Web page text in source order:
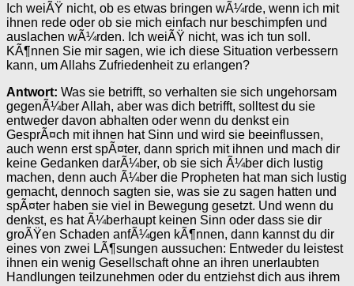
Ich weiÃŸ nicht, ob es etwas bringen wÃ¼rde, wenn ich mit
ihnen rede oder ob sie mich einfach nur beschimpfen und
auslachen wÃ¼rden. Ich weiÃŸ nicht, was ich tun soll.
KÃ¶nnen Sie mir sagen, wie ich diese Situation verbessern
kann, um Allahs Zufriedenheit zu erlangen?
Antwort: Was sie betrifft, so verhalten sie sich ungehorsam
gegenÃ¼ber Allah, aber was dich betrifft, solltest du sie
entweder davon abhalten oder wenn du denkst ein
GesprÃ¤ch mit ihnen hat Sinn und wird sie beeinflussen,
auch wenn erst spÃ¤ter, dann sprich mit ihnen und mach dir
keine Gedanken darÃ¼ber, ob sie sich Ã¼ber dich lustig
machen, denn auch Ã¼ber die Propheten hat man sich lustig
gemacht, dennoch sagten sie, was sie zu sagen hatten und
spÃ¤ter haben sie viel in Bewegung gesetzt. Und wenn du
denkst, es hat Ã¼berhaupt keinen Sinn oder dass sie dir
groÃŸen Schaden anfÃ¼gen kÃ¶nnen, dann kannst du dir
eines von zwei LÃ¶sungen aussuchen: Entweder du leistest
ihnen ein wenig Gesellschaft ohne an ihren unerlaubten
Handlungen teilzunehmen oder du entziehst dich aus ihrem